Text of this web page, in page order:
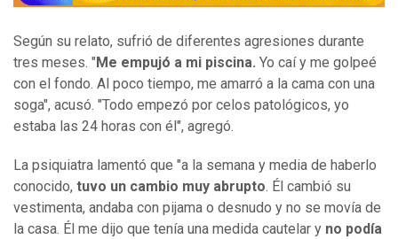
Según su relato, sufrió de diferentes agresiones durante
tres meses. "Me empujó a mi piscina. Yo caí y me golpeé
con el fondo. Al poco tiempo, me amarró a la cama con una
soga", acusó. "Todo empezó por celos patológicos, yo
estaba las 24 horas con él", agregó.
La psiquiatra lamentó que "a la semana y media de haberlo
conocido, tuvo un cambio muy abrupto. Él cambió su
vestimenta, andaba con pijama o desnudo y no se movía de
la casa. Él me dijo que tenía una medida cautelar y no podía